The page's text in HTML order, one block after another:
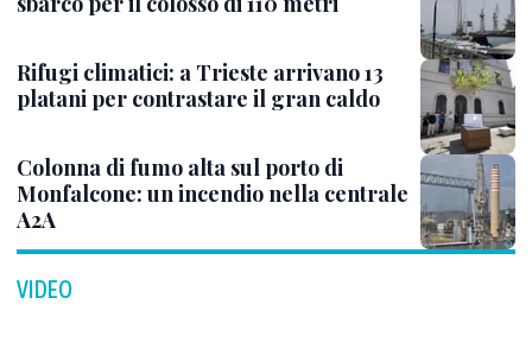
Rifugi climatici: a Trieste arrivano 13
platani per contrastare il gran caldo
Colonna di fumo alta sul porto di
Monfalcone: un incendio nella centrale
A2A
VIDEO